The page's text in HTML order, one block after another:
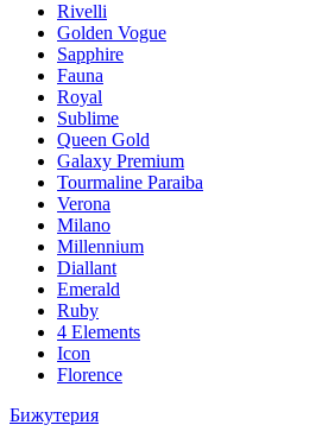
Rivelli
Golden Vogue
Sapphire
Fauna
Royal
Sublime
Queen Gold
Galaxy Premium
Tourmaline Paraiba
Verona
Milano
Millennium
Diallant
Emerald
Ruby
4 Elements
Icon
Florence
Бижутерия